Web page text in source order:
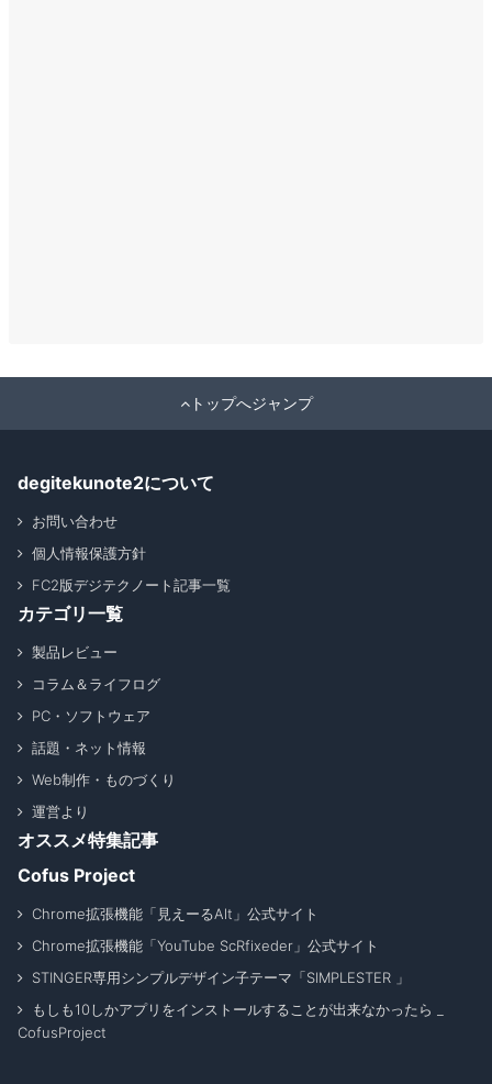
トップへジャンプ
degitekunote2について
お問い合わせ
個人情報保護方針
FC2版デジテクノート記事一覧
カテゴリ一覧
製品レビュー
コラム＆ライフログ
PC・ソフトウェア
話題・ネット情報
Web制作・ものづくり
運営より
オススメ特集記事
Cofus Project
Chrome拡張機能「見えーるAlt」公式サイト
Chrome拡張機能「YouTube ScRfixeder」公式サイト
STINGER専用シンプルデザイン子テーマ「SIMPLESTER 」
もしも10しかアプリをインストールすることが出来なかったら _
CofusProject